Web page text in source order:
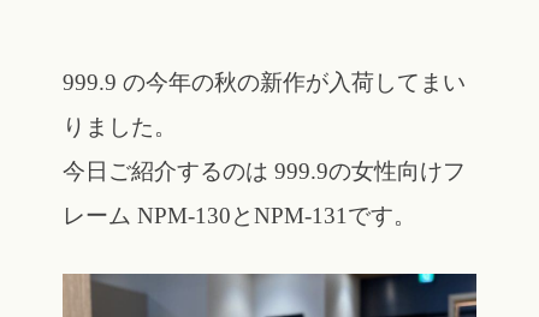
999.9 の今年の秋の新作が入荷してまい
りました。
今日ご紹介するのは 999.9の女性向けフ
レーム NPM-130とNPM-131です。